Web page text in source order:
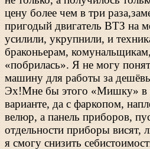
цену более чем в три
пригодый двигатель ВТЗ на
усилили, укрупнили, и
браконьерам,
«побрилась». Я не могу
машину для работы за
Эх!Мне бы этого «Мишку» в
варианте, да с фаркопом,
велюр, а панель приборов,
отдельности приборы висят,
я смогу снизить